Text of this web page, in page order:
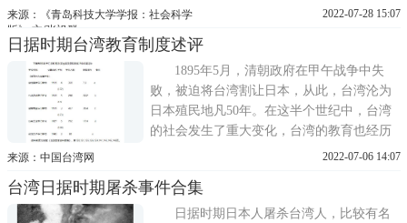
义，有 "人、别人、众人、人类之意，也作
意，赛德克一巴莱本意是真正的’。2013年在
华语影坛刮起一股赛德克一巴莱旋风。《赛
德克一巴莱》
来源：《青岛科技大学学报：社会科学
版》 文/张祖群
2022-07-28 15:07
日据时期台湾教育制度述评
1895年5月，清朝政府在甲午战争中失
败，被迫将台湾割让日本，从此，台湾沦为
日本殖民地凡50年。在这半个世纪中，台湾
的社会发生了重大变化，台湾的教育也经历
了一个独特的发展过程。(一)台湾自古就是
海外的边陲，所以它的经济开发较晚，文化
教育的发达也比内地迟缓得多。据记载，该
来源：中国台湾网 2022-07-06 14:07
台湾日据时期屠杀事件合集
日据时期日本人屠杀台湾人，比较有名